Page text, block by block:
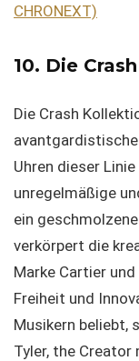
CHRONEXT)
10. Die
Die Crash
Uhren dieser
unregelmäßige
ein
verkörpert die
Marke Cartier
Freiheit und
Musikern beliebt,
Tyler, the Creator